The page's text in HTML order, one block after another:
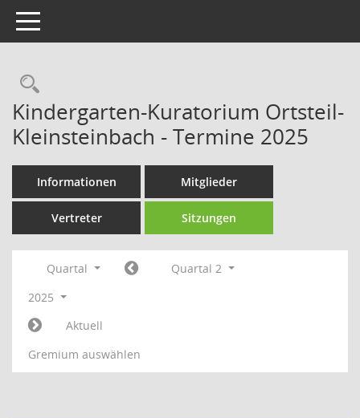
Toggle navigation
Rechercheauswahl
Kindergarten-Kuratorium Ortsteil-
Kleinsteinbach - Termine 2025
Informationen Mitglieder
Vertreter Sitzungen
Quartal
Quartal 2
2025
Aktuell
Gremium auswählen